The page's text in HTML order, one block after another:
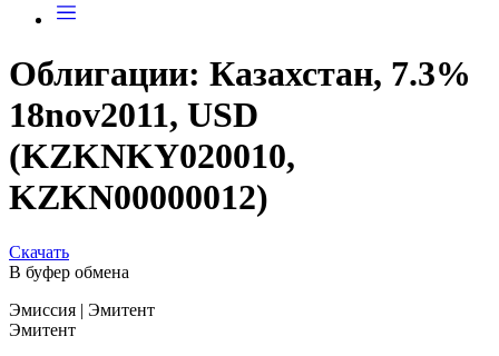
Облигации: Казахстан, 7.3%
18nov2011, USD
(KZKNKY020010,
KZKN00000012)
Скачать
В буфер обмена
Эмиссия | Эмитент
Эмитент